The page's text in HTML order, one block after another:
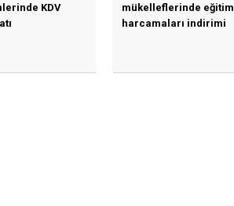
KDV
mükelleflerinde eğitim
harcamaları indirimi